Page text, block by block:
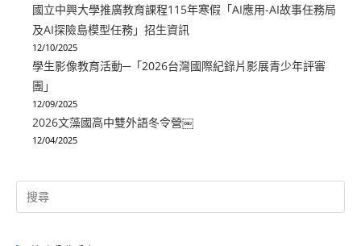
國立中興大學推廣教育課程115年寒假「AI應用-AI故事任務局
及AI探險島模型任務」招生資訊
12/10/2025
學生影像教育活動─「2026台灣國際紀錄片影展青少年評審
團」
12/09/2025
2026文藻國高中雙外語冬令營￼
12/04/2025
Search
for: